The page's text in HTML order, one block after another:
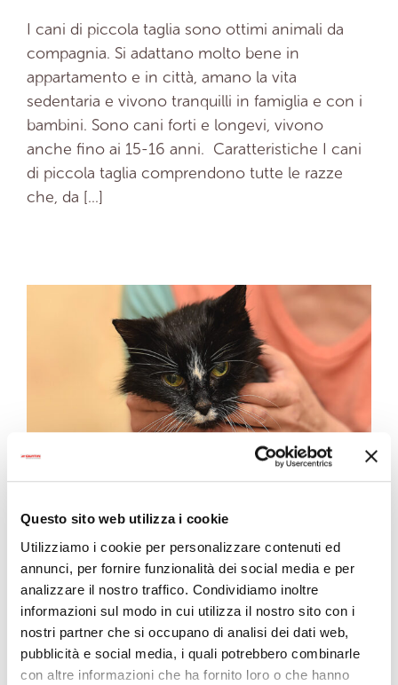
Questo sito web utilizza i cookie
Utilizziamo i cookie per personalizzare contenuti ed
annunci, per fornire funzionalità dei social media e per
analizzare il nostro traffico. Condividiamo inoltre
informazioni sul modo in cui utilizza il nostro sito con i
nostri partner che si occupano di analisi dei dati web,
pubblicità e social media, i quali potrebbero combinarle
con altre informazioni che ha fornito loro o che hanno
I cani di piccola taglia sono ottimi animali da
compagnia. Si adattano molto bene in
appartamento e in città, amano la vita
sedentaria e vivono tranquilli in famiglia e con i
bambini. Sono cani forti e longevi, vivono
anche fino ai 15-16 anni. Caratteristiche I cani
di piccola taglia comprendono tutte le razze
che, da [...]
adottato
Ha aspettato 20 anni ma alla fine il gatto ha
trovato casa! Una notizia così tenera non
potevamo non condividerla. La storia del gatto
Sammy ha passato tutta la sua vita in un rifugio
per gatti. A 18 anni ha finalmente trovato una